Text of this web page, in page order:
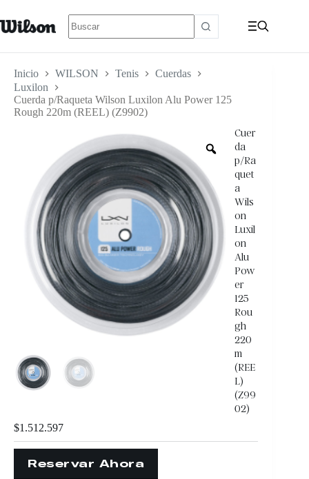
Inicio WILSON Tenis
Cuerdas
Luxilon
Cuerda p/Raqueta Wilson Luxilon Alu Power 125
Rough 220m (REEL) (Z9902)
Cuer
da
p/Ra
quet
a
Wils
on
Luxil
on
Alu
Pow
er
125
Rou
gh
220
m
(REE
L)
(Z99
02)
$1.512.597